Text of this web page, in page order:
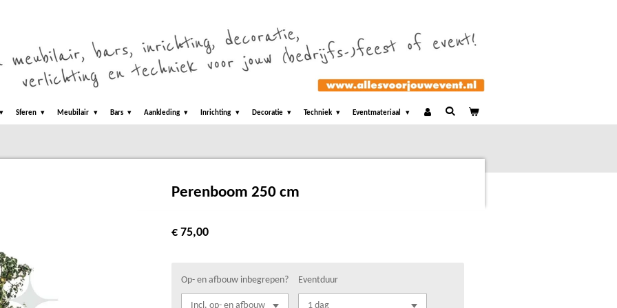
Sferen Meubilair Bars Aankleding Inrichting Decoratie Techniek Eventmateriaal
Perenboom 250 cm
€ 75,00
Op- en afbouw inbegrepen? Eventduur